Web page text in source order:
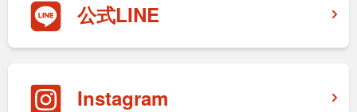
公式LINE
Instagram